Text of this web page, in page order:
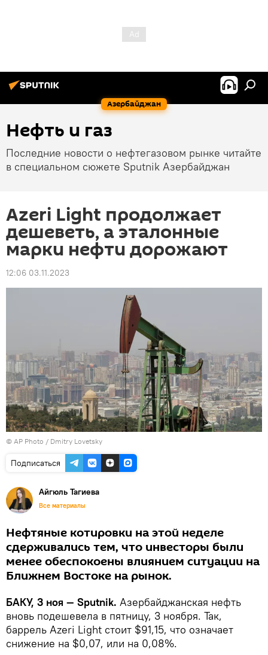
Азербайджан
Нефть и газ
Последние новости о нефтегазовом рынке читайте
в специальном сюжете Sputnik Азербайджан
Azeri Light продолжает
дешеветь, а эталонные
марки нефти дорожают
12:06 03.11.2023
© AP Photo / Dmitry Lovetsky
Подписаться
Айгюль Тагиева
Все материалы
Нефтяные котировки на этой неделе
сдерживались тем, что инвесторы были
менее обеспокоены влиянием ситуации на
Ближнем Востоке на рынок.
БАКУ, 3 ноя — Sputnik. Азербайджанская нефть
вновь подешевела в пятницу, 3 ноября. Так,
баррель Azeri Light стоит $91,15, что означает
снижение на $0,07, или на 0,08%.